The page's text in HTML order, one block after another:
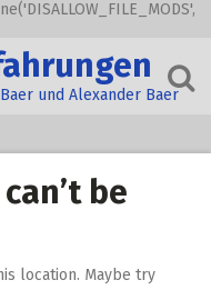
und Alexander Baer
be
location. Maybe try